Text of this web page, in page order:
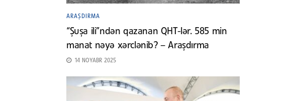
ARAŞDIRMA
“Şuşa ili”ndən qazanan QHT-lər. 585 min
manat nəyə xərclənib? – Araşdırma
14 NOYABR 2025